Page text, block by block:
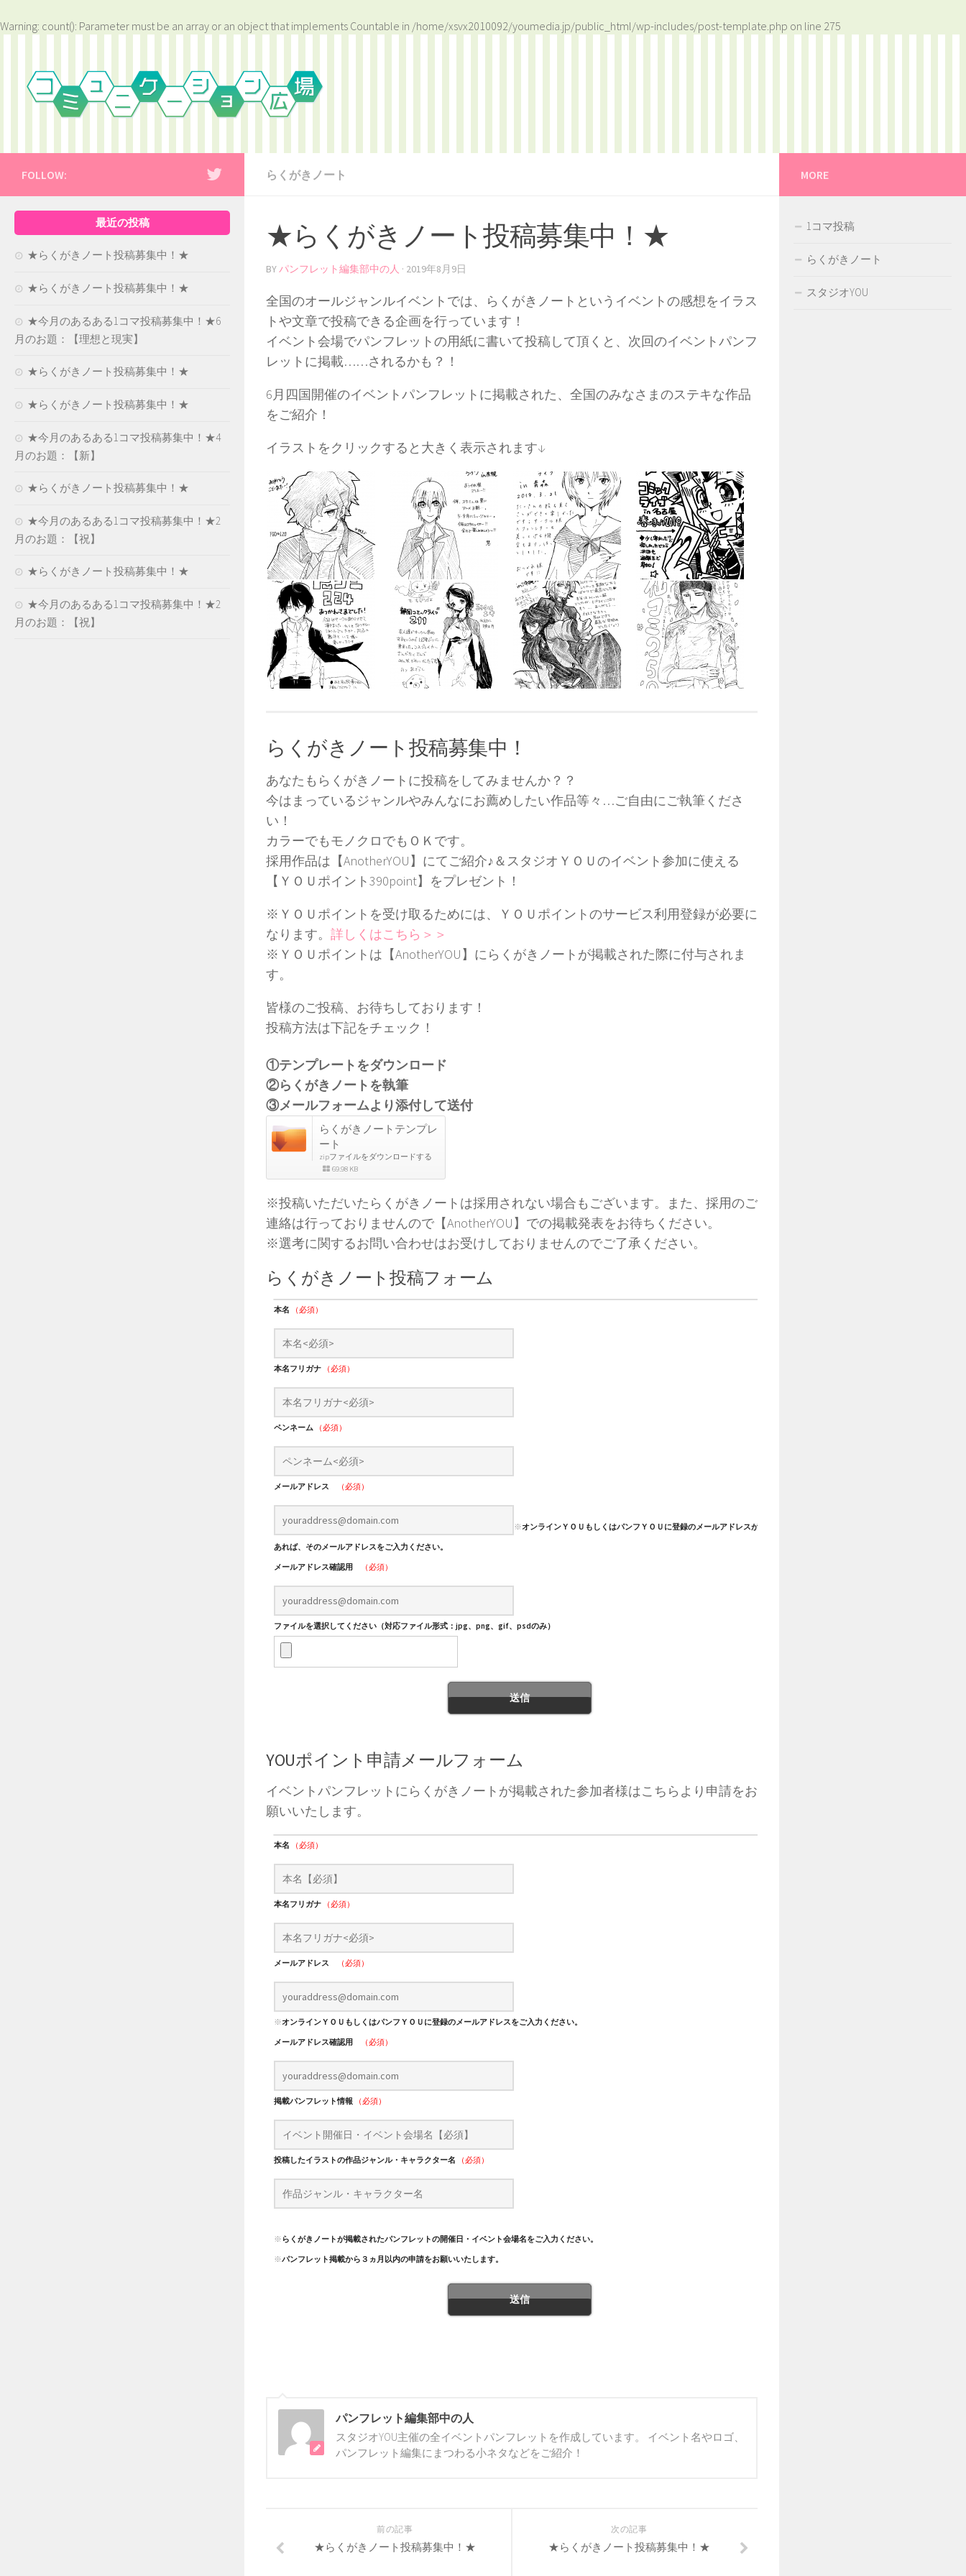
Warning: count(): Parameter must be an array or an object that implements Countable in /home/xsvx2010092/youmedia.jp/public_html/wp-includes/post-template.php on line 275
らくがきノート
★らくがきノート投稿募集中！★
BYパンフレット編集部中の人 · 2019年8月9日
全国のオールジャンルイベントでは、らくがきノートというイベントの感想をイラス
トや文章で投稿できる企画を行っています！
イベント会場でパンフレットの用紙に書いて投稿して頂くと、次回のイベントパンフ
レットに掲載……されるかも？！
6月四国開催のイベントパンフレットに掲載された、全国のみなさまのステキな作品
をご紹介！
イラストをクリックすると大きく表示されます↓
らくがきノート投稿募集中！
あなたもらくがきノートに投稿をしてみませんか？？
今はまっているジャンルやみんなにお薦めしたい作品等々…ご自由にご執筆くださ
い！
カラーでもモノクロでもＯＫです。
採用作品は【AnotherYOU】にてご紹介♪＆スタジオＹＯＵのイベント参加に使える
【ＹＯＵポイント390point】をプレゼント！
※ＹＯＵポイントを受け取るためには、ＹＯＵポイントのサービス利用登録が必要に
なります。 詳しくはこちら＞＞
※ＹＯＵポイントは【AnotherYOU】にらくがきノートが掲載された際に付与されま
す。
皆様のご投稿、お待ちしております！
投稿方法は下記をチェック！
①テンプレートをダウンロード
②らくがきノートを執筆
③メールフォームより添付して送付
らくがきノートテンプレ
ート
zipファイルをダウンロードする
69.98 KB
※投稿いただいたらくがきノートは採用されない場合もございます。また、採用のご
連絡は行っておりませんので【AnotherYOU】での掲載発表をお待ちください。
※選考に関するお問い合わせはお受けしておりませんのでご了承ください。
らくがきノート投稿フォーム
本名 （必須）
本名フリガナ （必須）
ペンネーム （必須）
メールアドレス （必須）
※オンラインＹＯＵもしくはパンフＹＯＵに登録のメールアドレスが
あれば、そのメールアドレスをご入力ください。
メールアドレス確認用
（必須）
ファイルを選択してください（対応ファイル形式：jpg、png、gif、psdのみ）
YOUポイント申請メールフォーム
イベントパンフレットにらくがきノートが掲載された参加者様はこちらより申請をお
願いいたします。
本名 （必須）
本名フリガナ （必須）
メールアドレス （必須）
※オンラインＹＯＵもしくはパンフＹＯＵに登録のメールアドレスをご入力ください。
メールアドレス確認用
（必須）
掲載パンフレット情報 （必須）
投稿したイラストの作品ジャンル・キャラクター名 （必須）
※ らくがきノートが掲載されたパンフレットの開催日・イベント会場名をご入力ください。
※パンフレット掲載から３ヵ月以内の申請をお願いいたします。
パンフレット編集部中の人
スタジオYOU主催の全イベントパンフレットを作成しています。 イベント名やロゴ、
パンフレット編集にまつわる小ネタなどをご紹介！
次の記事
★らくがきノート投稿募集中！★
前の記事
★らくがきノート投稿募集中！★
FOLLOW:
最近の投稿
★らくがきノート投稿募集中！★
★らくがきノート投稿募集中！★
★今月のあるある1コマ投稿募集中！★6
月のお題：【理想と現実】
★らくがきノート投稿募集中！★
★らくがきノート投稿募集中！★
★今月のあるある1コマ投稿募集中！★4
月のお題：【新】
★らくがきノート投稿募集中！★
★今月のあるある1コマ投稿募集中！★2
月のお題：【祝】
★らくがきノート投稿募集中！★
★今月のあるある1コマ投稿募集中！★2
月のお題：【祝】
MORE
1コマ投稿
らくがきノート
スタジオYOU